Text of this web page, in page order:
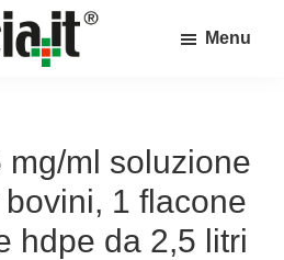
Menu
mg/ml soluzione
1 flacone
hdpe da 2,5 litri